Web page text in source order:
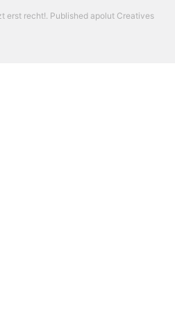
recht!. Published apolut Creatives